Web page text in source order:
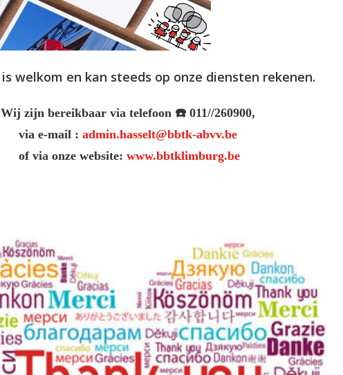
welkom en kan steeds op onze diensten rekenen.
Wij zijn bereikbaar via telefoon ☎️ 011//260900,
via e-mail : admin.hasselt@bbtk-abvv.be
of via onze website: www.bbtklimburg.be